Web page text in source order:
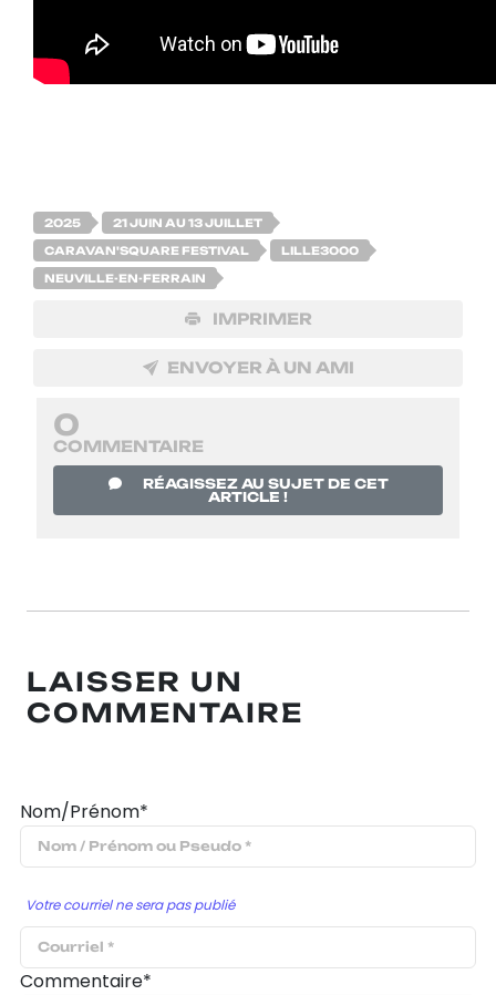
2025 21 JUIN AU 13 JUILLET
CARAVAN'SQUARE FESTIVAL LILLE3000
NEUVILLE-EN-FERRAIN
IMPRIMER
ENVOYER À UN AMI
0
COMMENTAIRE
RÉAGISSEZ AU SUJET DE CET
ARTICLE !
LAISSER UN
COMMENTAIRE
Nom/Prénom*
Votre courriel ne sera pas publié
Commentaire*